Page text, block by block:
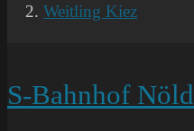
Weitling Kiez
S-Bahnhof